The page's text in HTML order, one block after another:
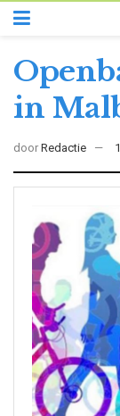
in
door Redactie